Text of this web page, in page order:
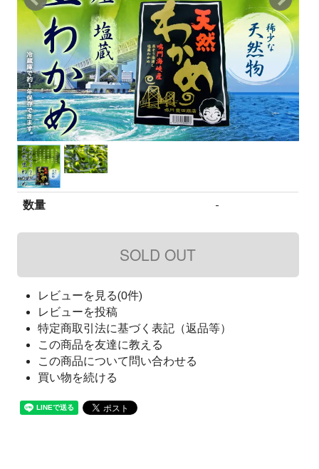
数量 -
レビューを見る(0件)
レビューを投稿
特定商取引法に基づく表記（返品等）
この商品を友達に教える
この商品について問い合わせる
買い物を続ける